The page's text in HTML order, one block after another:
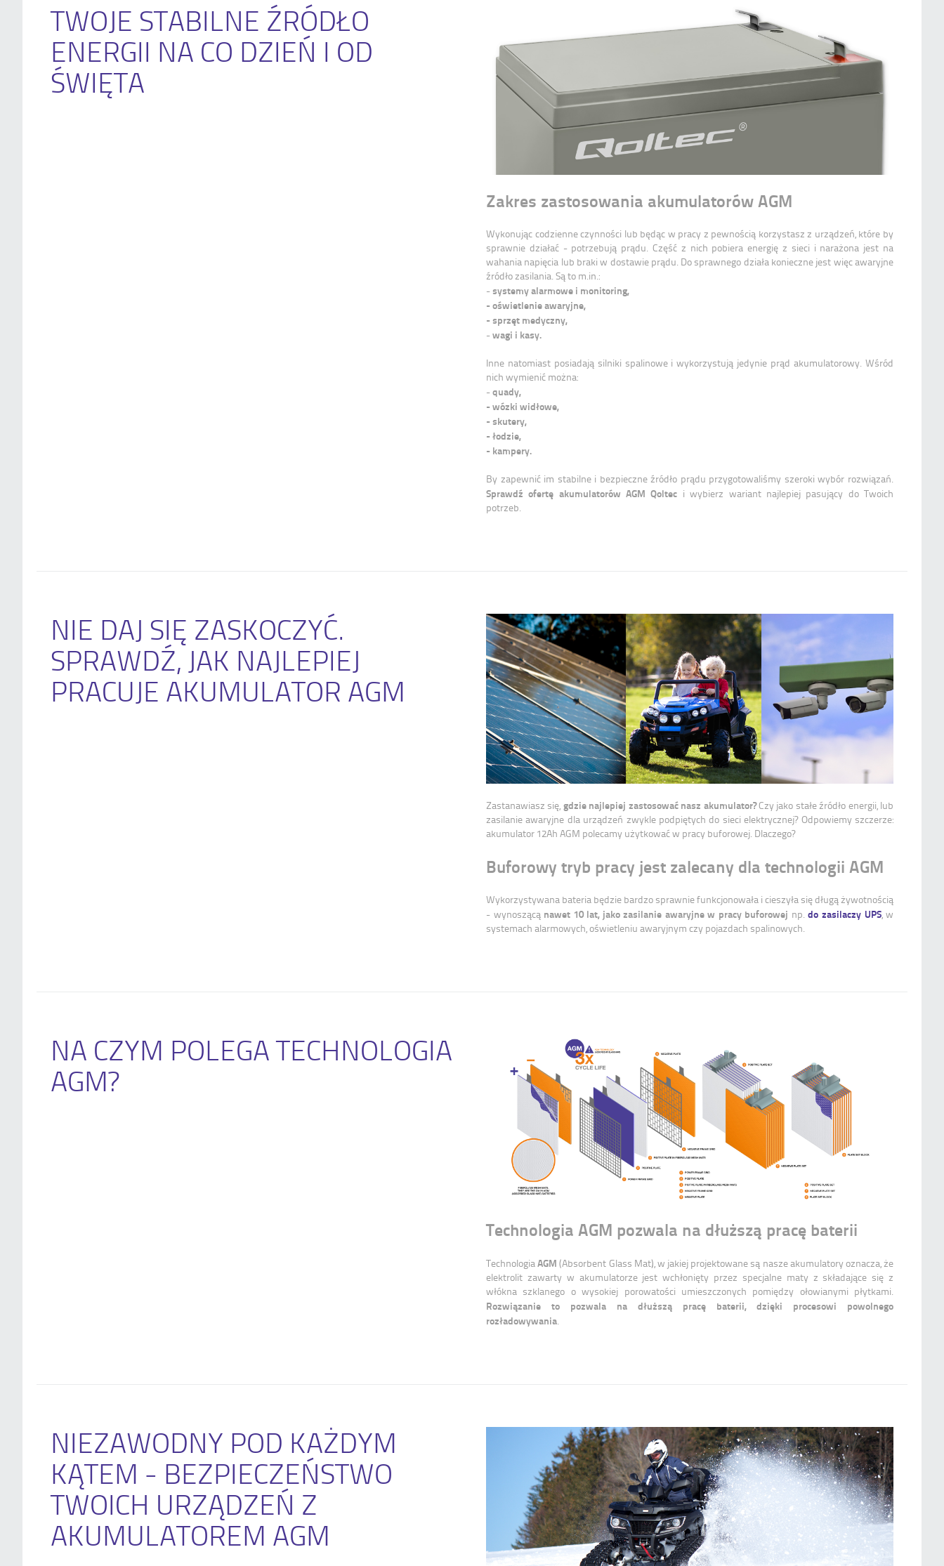
TWOJE STABILNE ŹRÓDŁO
ENERGII NA CO DZIEŃ I OD
ŚWIĘTA
Zakres zastosowania akumulatorów AGM
Wykonując codzienne czynności lub będąc w pracy z pewnością korzystasz z urządzeń, które by
sprawnie działać - potrzebują prądu. Część z nich pobiera energię z sieci i narażona jest na
wahania napięcia lub braki w dostawie prądu. Do sprawnego działa konieczne jest więc awaryjne
źródło zasilania. Są to m.in.:
-systemy alarmowe i monitoring,
- oświetlenie awaryjne,
- sprzęt medyczny,
-wagi i kasy.
Inne natomiast posiadają silniki spalinowe i wykorzystują jedynie prąd akumulatorowy. Wśród
nich wymienić można:
-quady,
- wózki widłowe,
- skutery,
- łodzie,
- kampery.
By zapewnić im stabilne i bezpieczne źródło prądu przygotowaliśmy szeroki wybór rozwiązań.
Sprawdź ofertę akumulatorów AGM Qoltec i wybierz wariant najlepiej pasujący do Twoich
potrzeb.
NIE DAJ SIĘ ZASKOCZYĆ.
SPRAWDŹ, JAK NAJLEPIEJ
PRACUJE AKUMULATOR AGM
Zastanawiasz się, gdzie najlepiej zastosować nasz akumulator?Czy jako stałe źródło energii, lub
zasilanie awaryjne dla urządzeń zwykle podpiętych do sieci elektrycznej? Odpowiemy szczerze:
akumulator 12Ah AGM polecamy użytkować w pracy buforowej. Dlaczego?
Buforowy tryb pracy jest zalecany dla technologii AGM
Wykorzystywana bateria będzie bardzo sprawnie funkcjonowała i cieszyła się długą żywotnością
- wynoszącą nawet 10 lat, jako zasilanie awaryjne w pracy buforowej np.do zasilaczy UPS, w
systemach alarmowych, oświetleniu awaryjnym czy pojazdach spalinowych.
NA CZYM POLEGA TECHNOLOGIA
AGM?
Technologia AGM pozwala na dłuższą pracę baterii
TechnologiaAGM (Absorbent Glass Mat), w jakiej projektowane są nasze akumulatory oznacza, że
elektrolit zawarty w akumulatorze jest wchłonięty przez specjalne maty z składające się z
włókna szklanego o wysokiej porowatości umieszczonych pomiędzy ołowianymi płytkami.
Rozwiązanie to pozwala na dłuższą pracę baterii, dzięki procesowi powolnego
rozładowywania.
NIEZAWODNY POD KAŻDYM
KĄTEM - BEZPIECZEŃSTWO
TWOICH URZĄDZEŃ Z
AKUMULATOREM AGM